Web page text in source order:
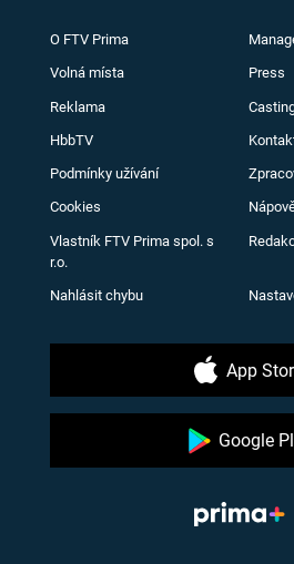
O FTV Prima
Volná místa Press
Reklama
HbbTV
Podmínky užívání
Cookies
Vlastník FTV Prima spol. s
r.o.
Nahlásit chybu
App
Google